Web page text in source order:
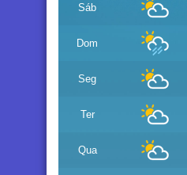
Sáb
Dom
Seg
Ter
Qua